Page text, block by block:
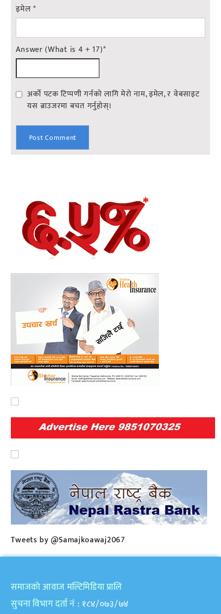
इमेल*
Answer (What is 4 + 17)*
अर्को पटक टिप्पणी गर्नको लागि मेरो नाम, इमेल, र वेबसाइट
यस ब्राउजरमा बचत गर्नुहोस्।
Tweets by @Samajkoawaj2067
समाजकाे आवाज मल्टिमिडिया प्रालि
सुचना विभाग दर्ता नं : १८४/०७३/७४